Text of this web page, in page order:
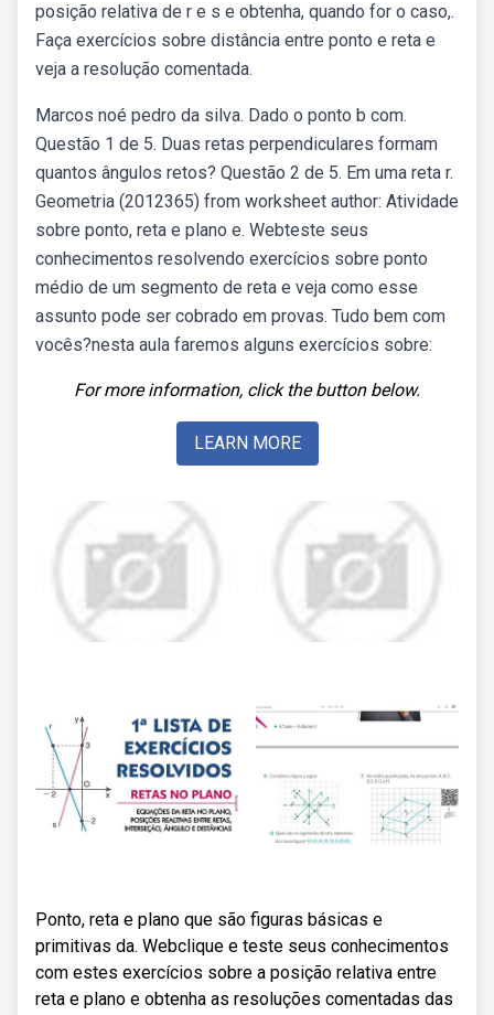
posição relativa de r e s e obtenha, quando for o caso,.
Faça exercícios sobre distância entre ponto e reta e
veja a resolução comentada.
Marcos noé pedro da silva. Dado o ponto b com.
Questão 1 de 5. Duas retas perpendiculares formam
quantos ângulos retos? Questão 2 de 5. Em uma reta r.
Geometria (2012365) from worksheet author: Atividade
sobre ponto, reta e plano e. Webteste seus
conhecimentos resolvendo exercícios sobre ponto
médio de um segmento de reta e veja como esse
assunto pode ser cobrado em provas. Tudo bem com
vocês?nesta aula faremos alguns exercícios sobre:
For more information, click the button below.
LEARN MORE
Ponto, reta e plano que são figuras básicas e
primitivas da. Webclique e teste seus conhecimentos
com estes exercícios sobre a posição relativa entre
reta e plano e obtenha as resoluções comentadas das